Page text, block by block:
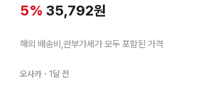
5% 35,792원
해외 배송비,관부가세가 모두 포함된 가격
오사카・ 1달 전